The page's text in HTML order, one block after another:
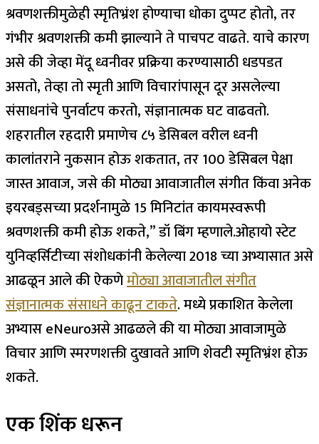
श्रवणशक्तीमुळेही स्मृतिभ्रंश होण्याचा धोका दुप्पट होतो, तर
गंभीर श्रवणशक्ती कमी झाल्याने ते पाचपट वाढते.याचे कारण
असे की जेव्हा मेंदू ध्वनीवर प्रक्रिया करण्यासाठी धडपडत
असतो, तेव्हा तो स्मृती आणि विचारांपासून दूर असलेल्या
संसाधनांचे पुनर्वाटप करतो, संज्ञानात्मक घट वाढवतो.
शहरातील रहदारी प्रमाणेच ८५ डेसिबल वरील ध्वनी
कालांतराने नुकसान होऊ शकतात, तर 100 डेसिबल पेक्षा
जास्त आवाज, जसे की मोठ्या आवाजातील संगीत किंवा अनेक
इयरबड्सच्या प्रदर्शनामुळे 15 मिनिटांत कायमस्वरूपी
श्रवणशक्ती कमी होऊ शकते,” डॉ बिंग म्हणाले.ओहायो स्टेट
युनिव्हर्सिटीच्या संशोधकांनी केलेल्या 2018 च्या अभ्यासात असे
आढळून आले की ऐकणेमोठ्या आवाजातील संगीत
संज्ञानात्मक संसाधने काढून टाकते. मध्ये प्रकाशित केलेला
अभ्यासeNeuroअसे आढळले की या मोठ्या आवाजामुळे
विचार आणि स्मरणशक्ती दुखावते आणि शेवटी स्मृतिभ्रंश होऊ
शकते.
एक शिंक धरून